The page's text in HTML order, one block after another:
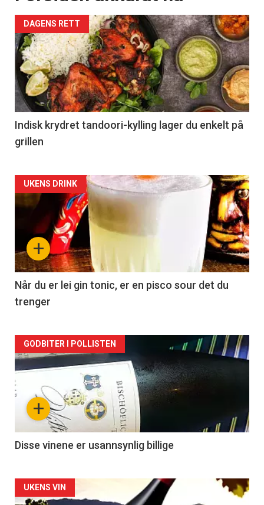
DAGENS RETT
Indisk krydret tandoori-kylling lager du enkelt på
grillen
Forsiden
akkurat
nå
-
2
+
UKENS DRINK
Når du er lei gin tonic, er en pisco sour det du
trenger
Forsiden
akkurat
nå
3
+
GODBITER I POLLISTEN
Disse vinene er usannsynlig billige
Forsiden
UKENS VIN